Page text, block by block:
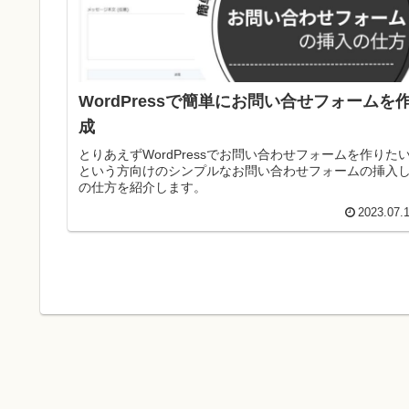
WordPressで簡単にお問い合せフォームを
成
とりあえずWordPressでお問い合わせフォームを作りた
という方向けのシンプルなお問い合わせフォームの挿入し
の仕方を紹介します。